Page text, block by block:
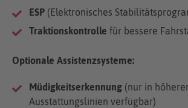
ESP (Elektronisches
Traktionskontrolle für bessere
Optionale Assistenzsysteme:
Müdigkeitserkennung (nur in
Ausstattungslinien verfügbar)